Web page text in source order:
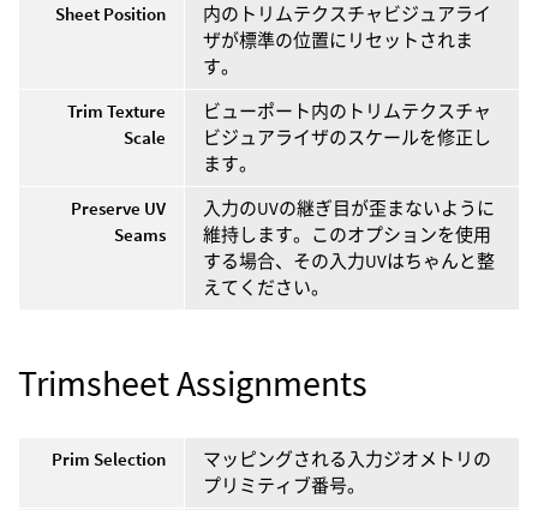
Sheet Position
内のトリムテクスチャビジュアライ
ザが標準の位置にリセットされま
す。
Trim Texture
Scale
ビューポート内のトリムテクスチャ
ビジュアライザのスケールを修正し
ます。
Preserve UV
Seams
入力のUVの継ぎ目が歪まないように
維持します。このオプションを使用
する場合、その入力UVはちゃんと整
えてください。
Trimsheet Assignments
Prim Selection
マッピングされる入力ジオメトリの
プリミティブ番号。